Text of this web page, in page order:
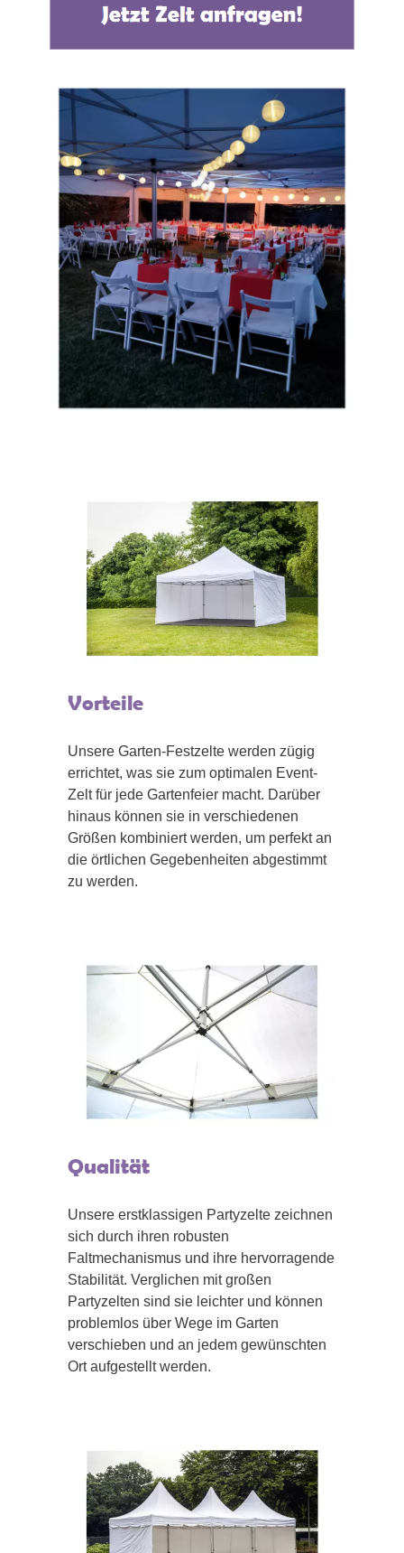
Vorteile
Unsere Garten-Festzelte werden zügig
errichtet, was sie zum optimalen Event-
Zelt für jede Gartenfeier macht. Darüber
hinaus können sie in verschiedenen
Größen kombiniert werden, um perfekt an
die örtlichen Gegebenheiten abgestimmt
zu werden.
Qualität
Unsere erstklassigen Partyzelte zeichnen
sich durch ihren robusten
Faltmechanismus und ihre hervorragende
Stabilität. Verglichen mit großen
Partyzelten sind sie leichter und können
problemlos über Wege im Garten
verschieben und an jedem gewünschten
Ort aufgestellt werden.